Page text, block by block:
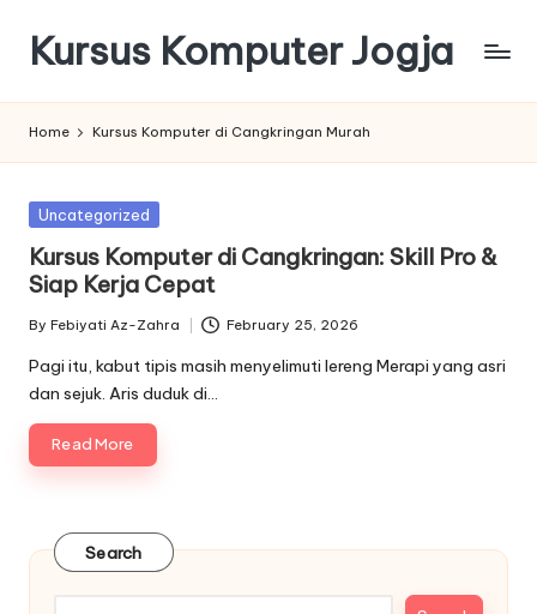
content
Kursus Komputer Jogja
Home Kursus Komputer di Cangkringan Murah
Posted
Uncategorized
Kursus Komputer di Cangkringan: Skill Pro &
Siap Kerja Cepat
Posted
by
By Febiyati Az-Zahra February 25, 2026
Pagi itu, kabut tipis masih menyelimuti lereng Merapi yang asri
dan sejuk. Aris duduk di…
Read More
Search